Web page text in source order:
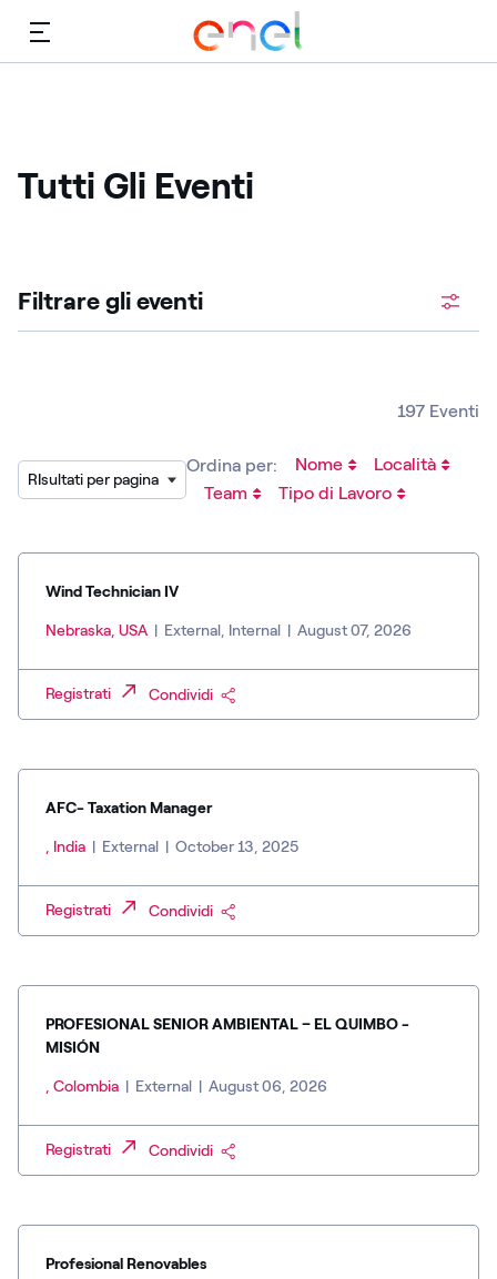
Menù
Tutti Gli Eventi
Filtrare gli eventi
197 Eventi
RIsultati per pagina
Ordina per:
Wind Technician IV
Nebraska, USA | External, Internal | August 07, 2026
Registrati Condividi
AFC- Taxation Manager
, India | External | October 13, 2025
Registrati Condividi
PROFESIONAL SENIOR AMBIENTAL – EL QUIMBO -
MISIÓN
, Colombia | External | August 06, 2026
Registrati Condividi
Profesional Renovables